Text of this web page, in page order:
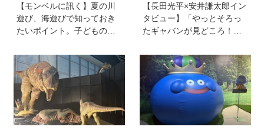
【モンベルに訊く】夏の川
遊び、海遊びで知っておき
たいポイント。子どものラ
選びがちだけど…危険！水
辺で人気の必携アイテムも
【長田光平×安井謙太郎イン
タビュー】「やっとそろっ
たギャバンが見どころ！」
インフィニティ 太陽が泣い
た日』